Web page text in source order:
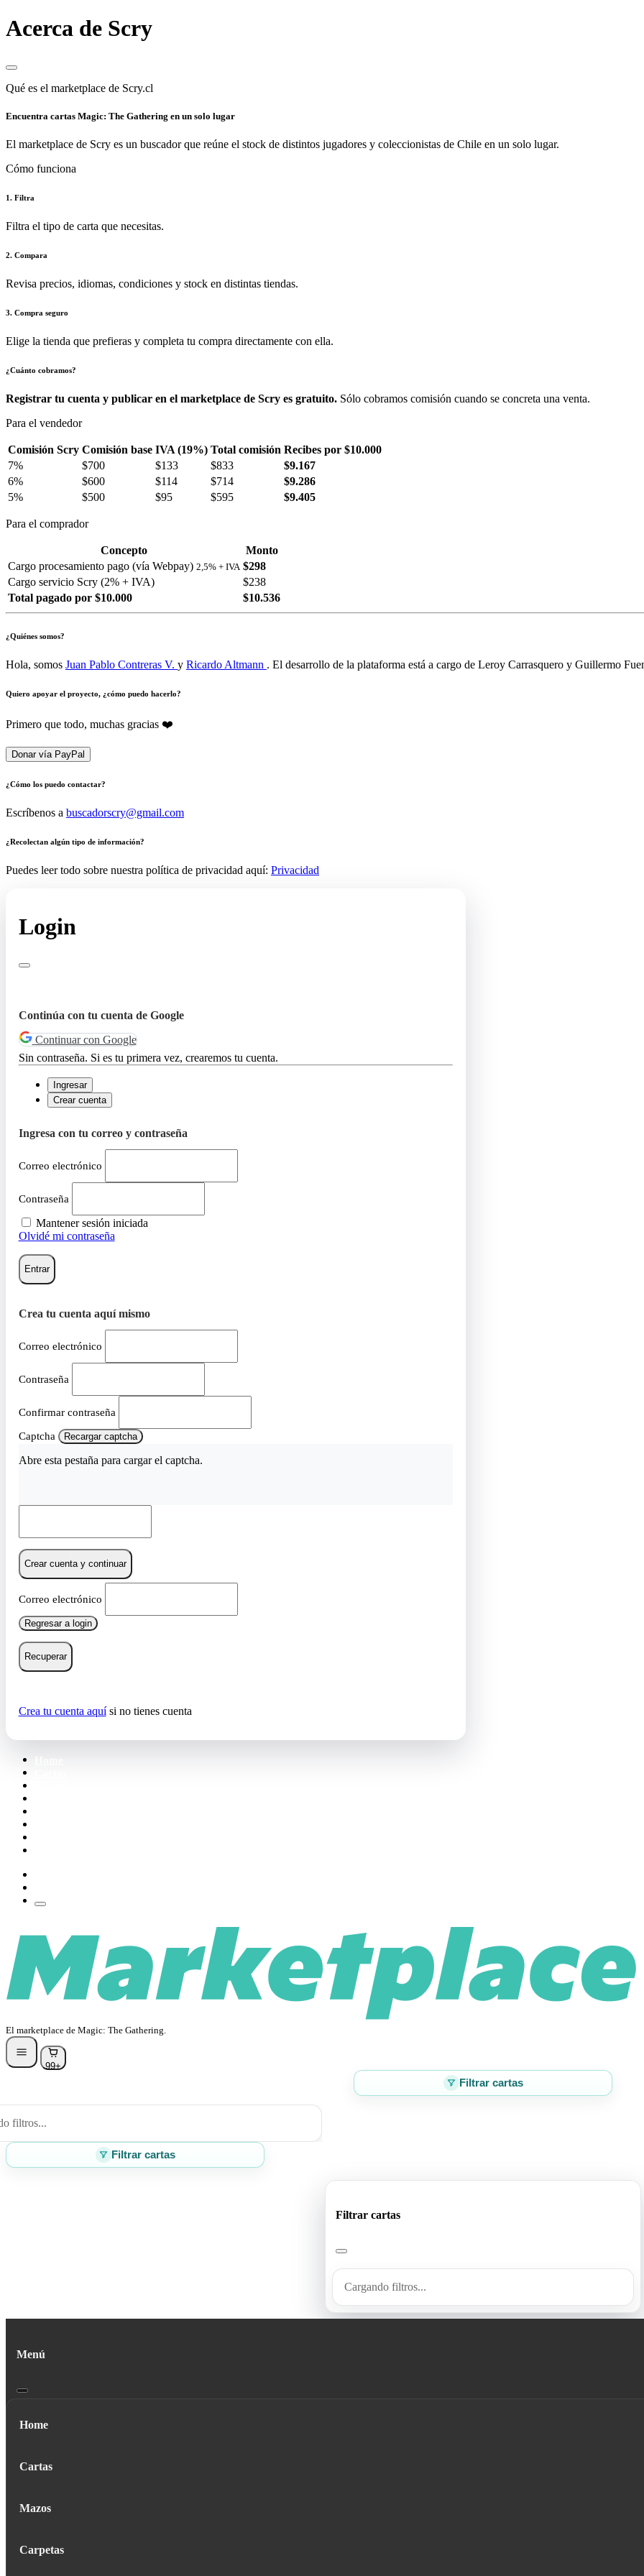
Acerca de Scry
Qué es el marketplace de Scry.cl
Encuentra cartas Magic: The Gathering en un solo lugar
El marketplace de Scry es un buscador que reúne el stock de distintos jugadores y coleccionistas de Chile en un solo lugar.
Cómo funciona
1. Filtra
Filtra el tipo de carta que necesitas.
2. Compara
Revisa precios, idiomas, condiciones y stock en distintas tiendas.
3. Compra seguro
Elige la tienda que prefieras y completa tu compra directamente con ella.
¿Cuánto cobramos?
Registrar tu cuenta y publicar en el marketplace de Scry es gratuito. Sólo cobramos comisión cuando se concreta una venta.
Para el vendedor
Comisión Scry Comisión base IVA (19%) Total comisión Recibes por $10.000
7%
$700 $133 $833
$9.167
6%
$600 $114 $714
$9.286
5%
$500 $95 $595 $9.405
Para el comprador
Concepto
Monto
Cargo procesamiento pago (vía Webpay) 2,5% + IVA $298
Cargo servicio Scry (2% + IVA)
$238
Total pagado por $10.000
$10.536
¿Quiénes somos?
Hola, somos Juan Pablo Contreras V. y Ricardo Altmann . El desarrollo de la plataforma está a cargo de Leroy Carrasquero y Guillermo
Quiero apoyar el proyecto, ¿cómo puedo hacerlo?
Primero que todo, muchas gracias ❤️
Donar vía PayPal
¿Cómo los puedo contactar?
Escríbenos a buscadorscry@gmail.com
¿Recolectan algún tipo de información?
Puedes leer todo sobre nuestra política de privacidad aquí: Privacidad
Login
Continúa con tu cuenta de Google
Continuar con Google
Sin contraseña. Si es tu primera vez, crearemos tu cuenta.
Ingresar
Crear cuenta
Ingresa con tu correo y contraseña
Correo electrónico
Contraseña
Mantener sesión iniciada
Olvidé mi contraseña
Entrar
Crea tu cuenta aquí mismo
Correo electrónico
Contraseña
Confirmar contraseña
Captcha Recargar captcha
Abre esta pestaña para cargar el captcha.
Crear cuenta y continuar
Correo electrónico
Regresar a login
Recuperar
Crea tu cuenta aquísi no tienes cuenta
El marketplace de Magic: The Gathering.
99+
Filtrar cartas
filtros...
Filtrar cartas
Filtrar cartas
Cargando filtros...
Menú
Home
Cartas
Mazos
Carpetas